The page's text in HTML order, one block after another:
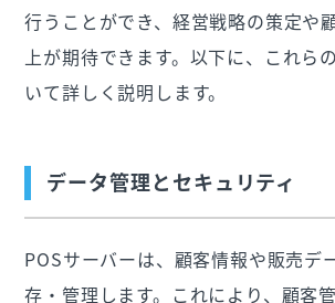
行うことができ、経営戦略の策定や
上が期待できます。以下に、これら
いて詳しく説明します。
データ管理とセキュリティ
POSサーバーは、顧客情報や販売デ
存・管理します。これにより、顧客